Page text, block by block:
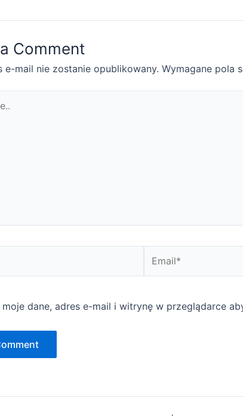
Comment
e-mail nie zostanie opublikowany. Wymagane pola
moje dane, adres e-mail i witrynę w przeglądarce